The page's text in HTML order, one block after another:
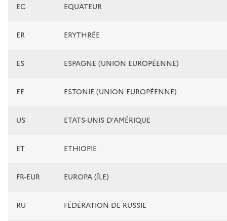
EC EQUATEUR
ER ERYTHRÉE
ES ESPAGNE (UNION EUROPÉENNE)
EE ESTONIE (UNION EUROPÉENNE)
US ETATS-UNIS D'AMÉRIQUE
ET ETHIOPIE
FR-EUR EUROPA (ÎLE)
RU FÉDÉRATION DE RUSSIE